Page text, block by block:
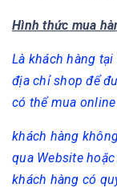
Hình thức mua
Là khách hàng
địa chỉ shop để
có thể mua
khách hàng
qua Website
khách hàng có